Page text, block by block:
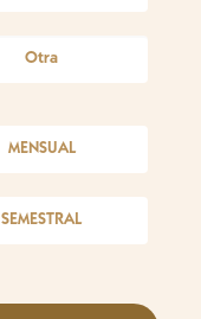
MENSUAL
SEMESTRAL